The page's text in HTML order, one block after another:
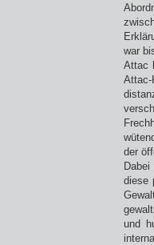
war
Attac
der
diese
und